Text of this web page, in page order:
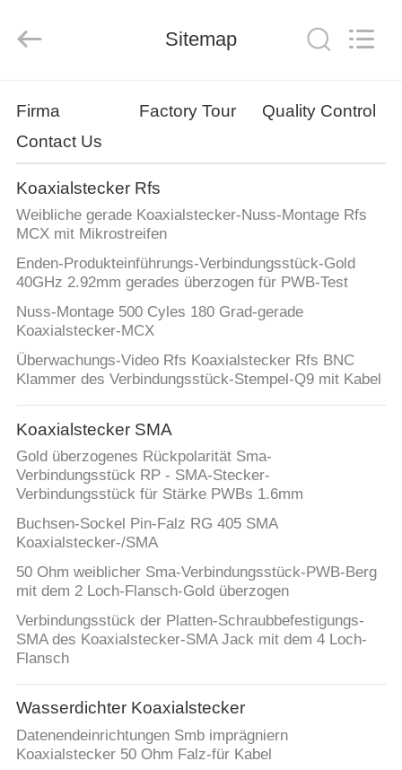
PRODUKTE
ÜBER
UNS
FABRIK-
AUSFLUG
QUALITÄTSKONTROLLE
TRETEN
SIE
MIT
UNS
IN
VERBINDUNG
FORDERN
SIE
EIN
ZITAT
Ltd..
Sitemap
Firma Factory Tour
Quality Control
Contact Us
Koaxialstecker Rfs
Weibliche gerade Koaxialstecker-Nuss-Montage Rfs
MCX mit Mikrostreifen
Enden-Produkteinführungs-Verbindungsstück-Gold
40GHz 2.92mm gerades überzogen für PWB-Test
Nuss-Montage 500 Cyles 180 Grad-gerade
Koaxialstecker-MCX
Überwachungs-Video Rfs Koaxialstecker Rfs BNC
Klammer des Verbindungsstück-Stempel-Q9 mit Kabel
Koaxialstecker SMA
Gold überzogenes Rückpolarität Sma-
Verbindungsstück RP - SMA-Stecker-
Verbindungsstück für Stärke PWBs 1.6mm
Buchsen-Sockel Pin-Falz RG 405 SMA
Koaxialstecker-/SMA
50 Ohm weiblicher Sma-Verbindungsstück-PWB-Berg
mit dem 2 Loch-Flansch-Gold überzogen
Verbindungsstück der Platten-Schraubbefestigungs-
SMA des Koaxialstecker-SMA Jack mit dem 4 Loch-
Flansch
Wasserdichter Koaxialstecker
Datenendeinrichtungen Smb imprägniern
Koaxialstecker 50 Ohm Falz-für Kabel